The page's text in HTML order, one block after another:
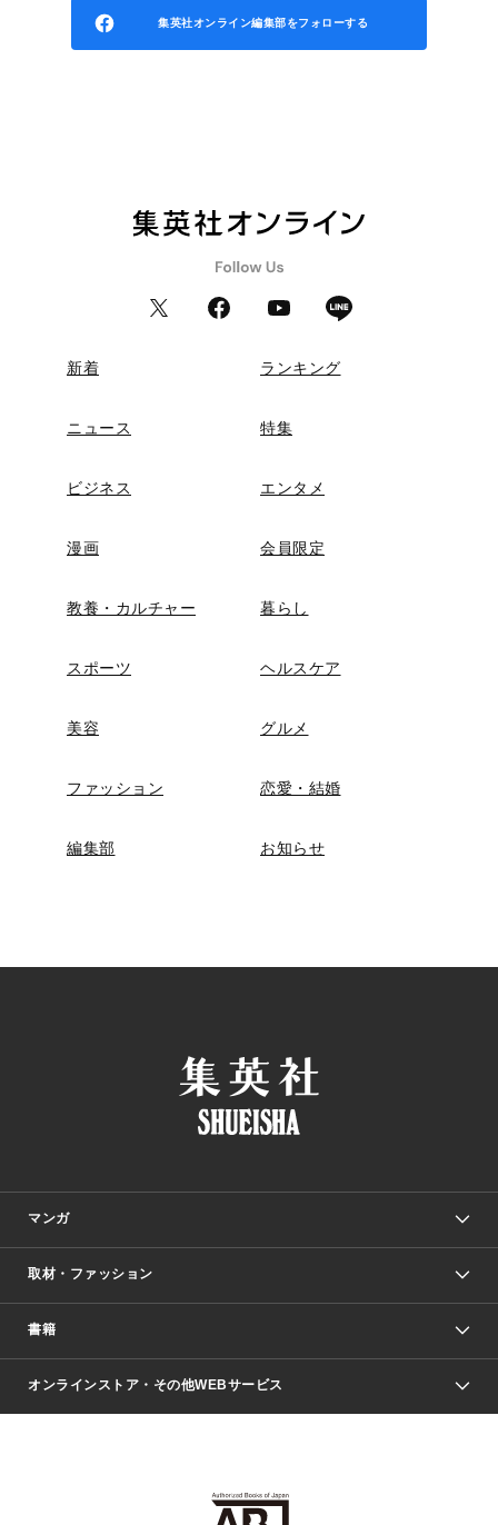
集英社オンライン編集部をフォローする
新着 ランキング
ニュース 特集
ビジネス エンタメ
漫画 会員限定
教養・カルチャー 暮らし
スポーツ ヘルスケア
美容 グルメ
ファッション 恋愛・結婚
編集部 お知らせ
マンガ
少年マンガ
Vジャンプ
週刊ヤングジャンプ
取材・ファッション
Seventeen
芸能・情報・スポーツ
書籍
文芸・文庫・総合
ライトノベル・ノベライズ
オンラインストア・その他WEBサービス